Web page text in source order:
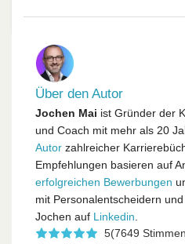
Über den Autor
Jochen Mai ist Gründer der
und Coach mit mehr als 20
Autor zahlreicher
Empfehlungen basieren auf
erfolgreichen Bewerbungen
mit Personalentscheidern
Jochen auf Linkedin.
5(7649